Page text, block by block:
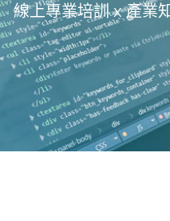
線上專業培訓 x 產業